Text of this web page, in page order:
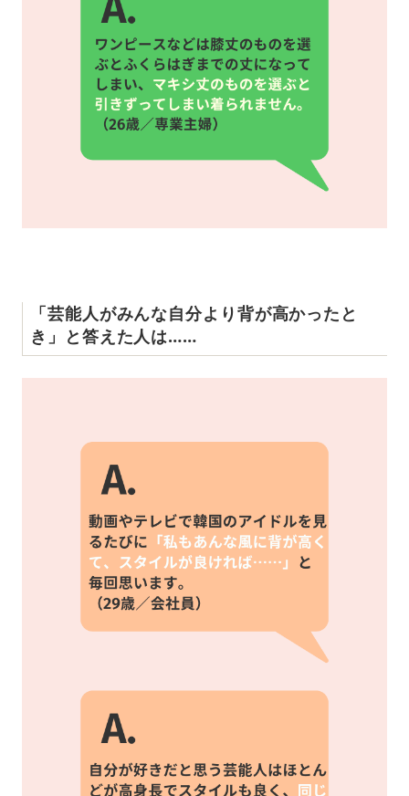
「芸能人がみんな自分より背が高かったと
き」と答えた人は……